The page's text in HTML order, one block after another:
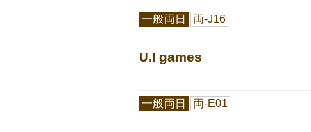
U.I games
一般両日 両-J16
一般両日 両-E01